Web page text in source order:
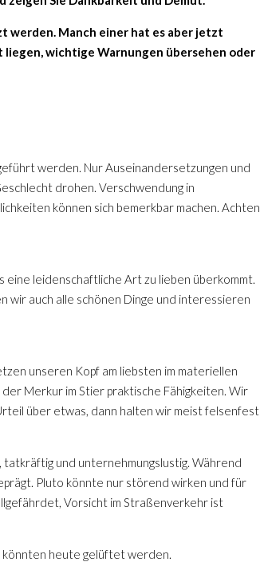
werden. Manch einer hat es aber jetzt
wichtige Warnungen übersehen oder
werden. Nur Auseinandersetzungen und
drohen. Verschwendung in
können sich bemerkbar machen. Achten
eine leidenschaftliche Art zu lieben überkommt.
wir auch alle schönen Dinge und interessieren
unseren Kopf am liebsten im materiellen
Merkur im Stier praktische Fähigkeiten. Wir
über etwas, dann halten wir meist felsenfest
und unternehmungslustig. Während
Pluto könnte nur störend wirken und für
Vorsicht im Straßenverkehr ist
könnten heute gelüftet werden.